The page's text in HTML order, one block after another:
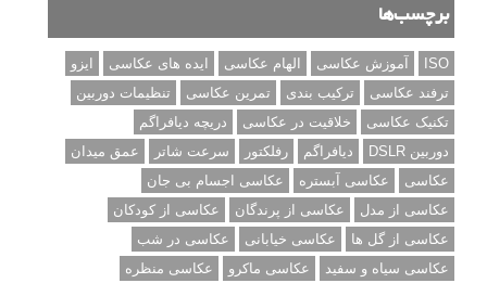
برچسب‌ها
ISO آموزش عکاسی الهام عکاسی ایده های عکاسی
ایزو
ترفند عکاسی
ترکیب بندی تمرین عکاسی
تنظیمات دوربین
تکنیک عکاسی
خلاقیت در عکاسی
دریچه دیافراگم
دوربین DSLR
دیافراگم رفلکتور سرعت شاتر
عمق میدان
عکاسی
عکاسی آبستره
عکاسی اجسام بی جان
عکاسی از مدل
عکاسی از پرندگان
عکاسی از کودکان
عکاسی از گل ها
عکاسی خیابانی
عکاسی در شب
عکاسی سیاه و سفید
عکاسی ماکرو
عکاسی منظره